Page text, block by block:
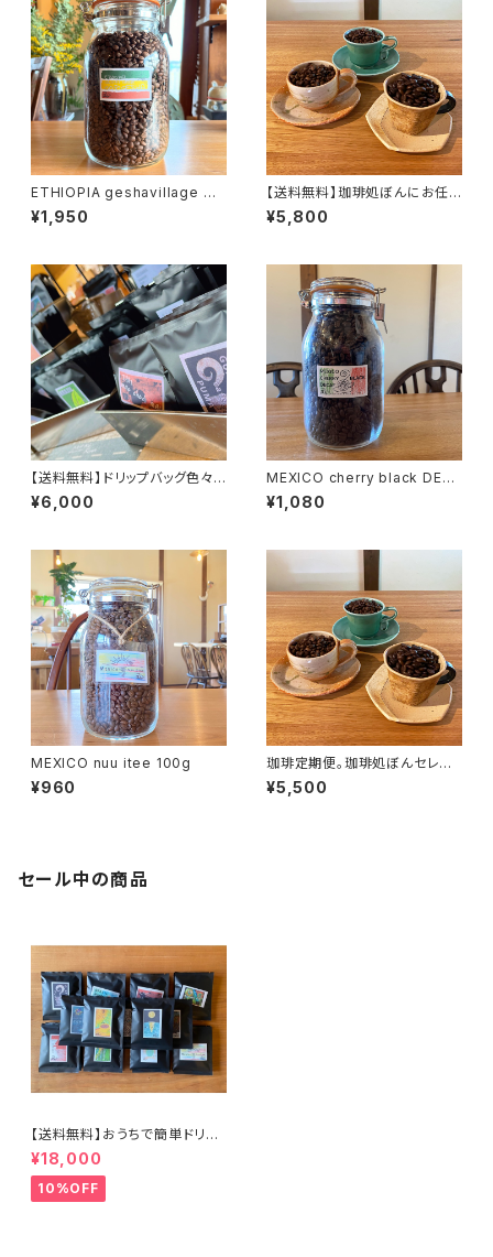
ETHIOPIA geshavillage GO
RIGESHA 100g
¥1,950
【送料無料】珈琲処ぼんにお任
せコーヒー豆200g×3種詰め合
わせBOX
¥5,800
【送料無料】ドリップバッグ色々3
0個セット
¥6,000
MEXICO cherry black DEC
AF 100g
¥1,080
MEXICO nuu itee 100g
¥960
珈琲定期便。珈琲処ぼんセレク
トの200gを３種類
¥5,500
セール中の商品
【送料無料】おうちで簡単ドリッ
プバッグ100個セット
¥18,000
10%OFF